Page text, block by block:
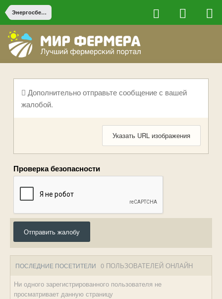
Энергосбережение и резервное электропитание
Дополнительно отправьте сообщение с вашей
жалобой.
Указать URL изображения
Проверка безопасности
Отправить жалобу
ПОСЛЕДНИЕ ПОСЕТИТЕЛИ 0 ПОЛЬЗОВАТЕЛЕЙ ОНЛАЙН
Ни одного зарегистрированного пользователя не
просматривает данную страницу